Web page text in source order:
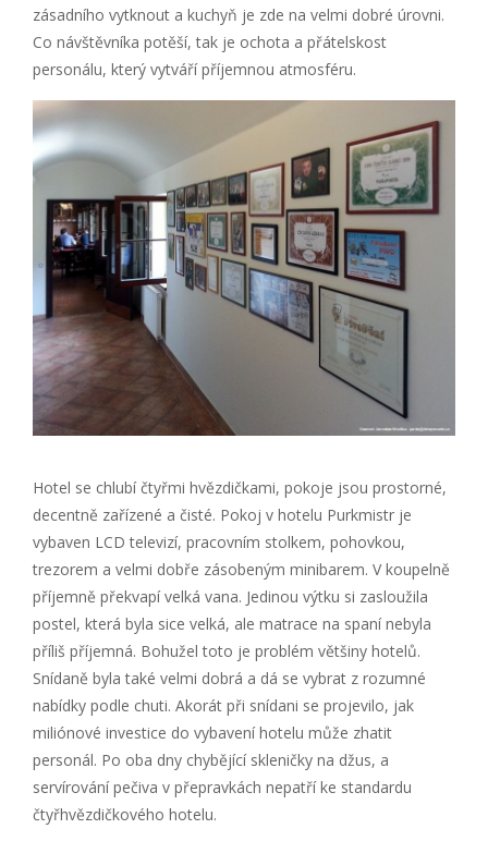
zásadního vytknout a kuchyň je zde na velmi dobré úrovni.
Co návštěvníka potěší, tak je ochota a přátelskost
personálu, který vytváří příjemnou atmosféru.
Hotel se chlubí čtyřmi hvězdičkami, pokoje jsou prostorné,
decentně zařízené a čisté. Pokoj v hotelu Purkmistr je
vybaven LCD televizí, pracovním stolkem, pohovkou,
trezorem a velmi dobře zásobeným minibarem. V koupelně
příjemně překvapí velká vana. Jedinou výtku si zasloužila
postel, která byla sice velká, ale matrace na spaní nebyla
příliš příjemná. Bohužel toto je problém většiny hotelů.
Snídaně byla také velmi dobrá a dá se vybrat z rozumné
nabídky podle chuti. Akorát při snídani se projevilo, jak
miliónové investice do vybavení hotelu může zhatit
personál. Po oba dny chybějící skleničky na džus, a
servírování pečiva v přepravkách nepatří ke standardu
čtyřhvězdičkového hotelu.